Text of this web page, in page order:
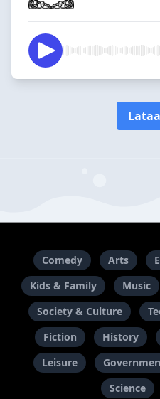
Comedy Arts
Kids & Family
Music
Society & Culture
Fiction
History
Leisure
Science